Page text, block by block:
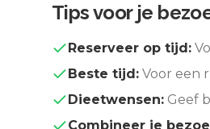
Tips voor je
Reserveer op tijd:
Beste tijd: Voor een
Dieetwensen: Geef
Combineer je